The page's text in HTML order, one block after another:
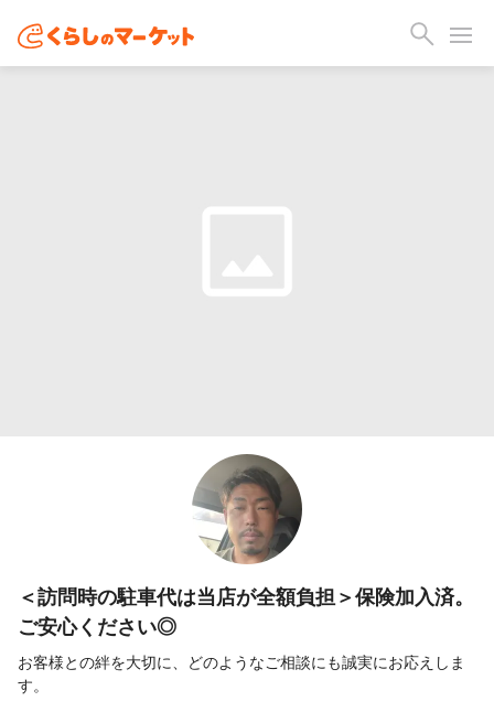
＜訪問時の駐車代は当店が全額負担＞保険加入済。
ご安心ください◎
お客様との絆を大切に、どのようなご相談にも誠実にお応えしま
す。